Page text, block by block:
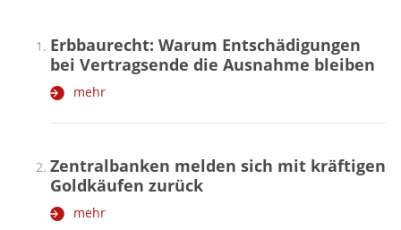
Erbbaurecht: Warum Entschädigungen
bei Vertragsende die Ausnahme bleiben
mehr
Zentralbanken melden sich mit kräftigen
Goldkäufen zurück
mehr